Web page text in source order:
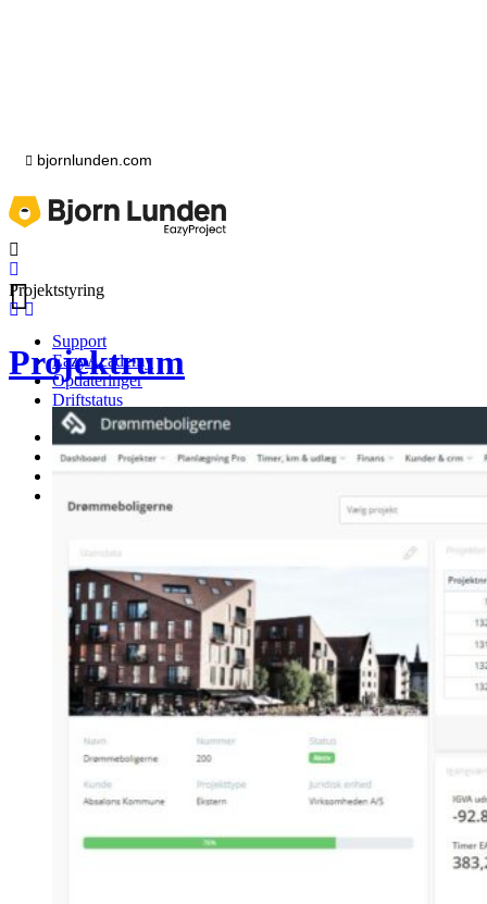
bjornlunden.com
Support
EazyAcademy
Opdateringer
Driftstatus
Support
EazyAcademy
Projektstyring
Projektrum